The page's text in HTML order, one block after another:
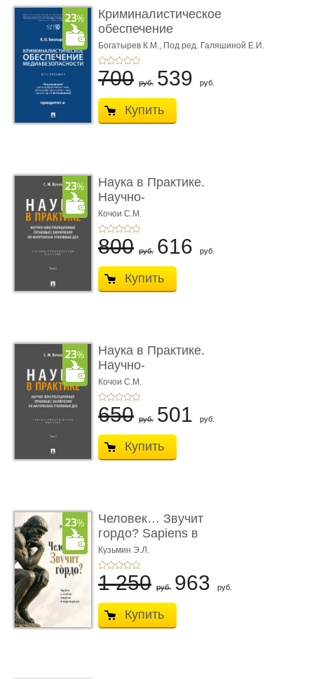
Криминалистическое
обеспечение
медиабезопас� ...
Богатырев К.М., Под ред. Галяшиной Е.И.
700 руб. 539 руб.
Купить
Наука в Практике.
Научно-
консультационные (пра
...
Кочои С.М.
800 руб. 616 руб.
Купить
Наука в Практике.
Научно-
консультационные (пра
...
Кочои С.М.
650 руб. 501 руб.
Купить
Человек… Звучит
гордо? Sapiens в
тенётах социума � ...
Кузьмин Э.Л.
1 250 руб. 963 руб.
Купить